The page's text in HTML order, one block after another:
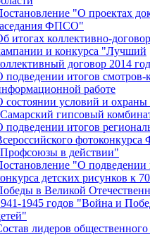
"О проектах
ФПСО"
итогах коллективно-
и конкурса "Лучший
договор 2014
подведении итогов смотров-
работе
состоянии условий и
гипсовый
подведении итогов
в действии"
"О подведении
детских рисунков к
в Великой
1945 годов "Война и
лидеров